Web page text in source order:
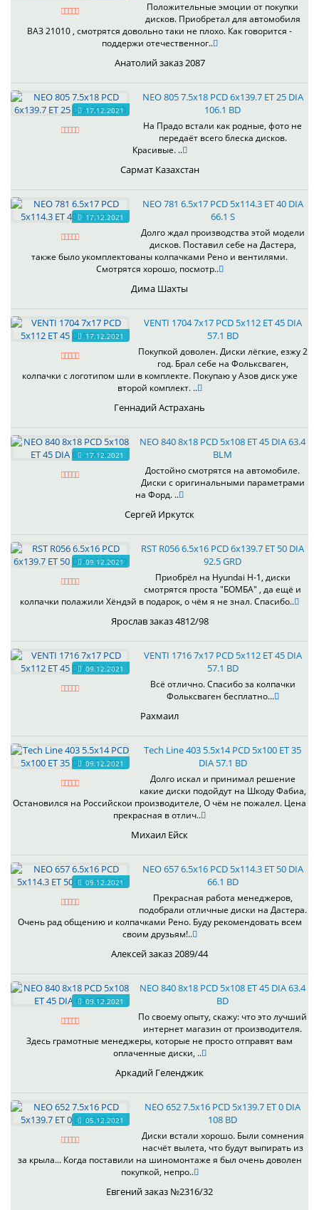
Положительные эмоции от покупки
дисков. Приобретал для автомобиля
ВАЗ 21010 , смотрятся довольно таки не плохо. Как говорится -
поддержи отечественног..
Анатолий заказ 2087
17.12.2021
NEO 805 7.5x18 PCD 6x139.7 ET 25 DIA
106.1 BD
На Прадо встали как родные, фото не
передаёт всего блеска дисков.
Красивые. ..
Сармат Казахстан
17.12.2021
NEO 781 6.5x17 PCD 5x114.3 ET 40 DIA
66.1 S
Долго ждал производства этой модели
дисков. Поставил себе на Дастера,
также было укомплектованы колпачками Рено и вентилями.
Смотрятся хорошо, посмотр..
Дима Шахты
17.12.2021
VENTI 1704 7x17 PCD 5x112 ET 45 DIA
57.1 BD
Покупкой доволен. Диски лёгкие, езжу 2
год. Брал себе на Фольксваген,
колпачки с логотипом шли в комплекте. Покупаю у Азов диск уже
второй комплект. ..
Геннадий Астрахань
17.12.2021
NEO 840 8x18 PCD 5x108 ET 45 DIA 63.4
BLM
Достойно смотрятся на автомобиле.
Диски с оригинальными параметрами
на Форд. ..
Сергей Иркутск
09.12.2021
RST R056 6.5x16 PCD 6x139.7 ET 50 DIA
92.5 GRD
Приобрёл на Hyundai H-1, диски
смотрятся проста "БОМБА" , да ещё и
колпачки полажили Хёндэй в подарок, о чём я не знал. Спасибо..
Ярослав заказ 4812/98
09.12.2021
VENTI 1716 7x17 PCD 5x112 ET 45 DIA
57.1 BD
Всё отлично. Спасибо за колпачки
Фольксваген бесплатно...
Рахмаил
09.12.2021
Tech Line 403 5.5x14 PCD 5x100 ET 35
DIA 57.1 BD
Долго искал и принимал решение
какие диски подойдут на Шкоду Фабиа,
Остановился на Российскои производителе, О чём не пожалел. Цена
прекрасная в отлич..
Михаил Ейск
09.12.2021
NEO 657 6.5x16 PCD 5x114.3 ET 50 DIA
66.1 BD
Прекрасная работа менеджеров,
подобрали отличные диски на Дастера.
Очень рад общению и колпачками Рено. Буду рекомендовать всем
своим друзьям!..
Алексей заказ 2089/44
09.12.2021
NEO 840 8x18 PCD 5x108 ET 45 DIA 63.4
BD
По своему опыту, скажу: что это лучший
интернет магазин от производителя.
Здесь грамотные менеджеры, которые не просто отправят вам
оплаченные диски, ..
Аркадий Геленджик
05.12.2021
NEO 652 7.5x16 PCD 5x139.7 ET 0 DIA
108 BD
Диски встали хорошо. Были сомнения
насчёт вылета, что будут выпирать из
за крыла... Когда поставили на шиномонтаже я был очень доволен
покупкой, непро..
Евгений заказ №2316/32